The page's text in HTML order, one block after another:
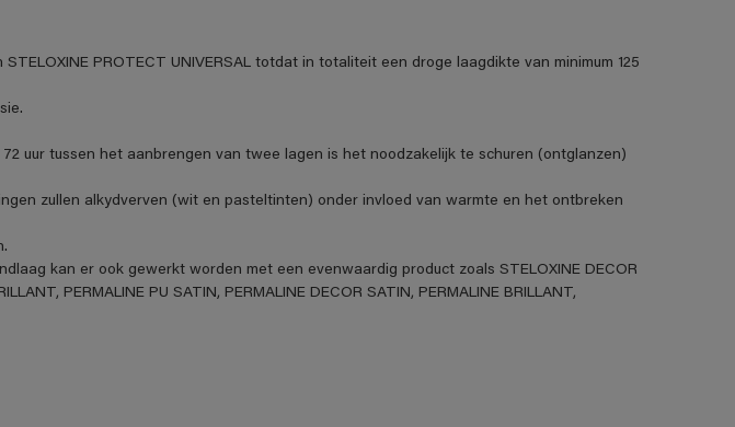
PROTECT UNIVERSAL totdat in totaliteit een droge laagdikte van minimum 125
uur tussen het aanbrengen van twee lagen is het noodzakelijk te schuren (ontglanzen)
zullen alkydverven (wit en pasteltinten) onder invloed van warmte en het ontbreken
kan er ook gewerkt worden met een evenwaardig product zoals STELOXINE DECOR
PERMALINE PU SATIN, PERMALINE DECOR SATIN, PERMALINE BRILLANT,